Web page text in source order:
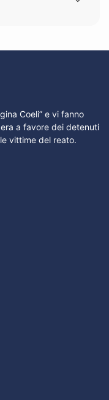
Coeli” e vi fanno
a favore dei detenuti
vittime del reato.